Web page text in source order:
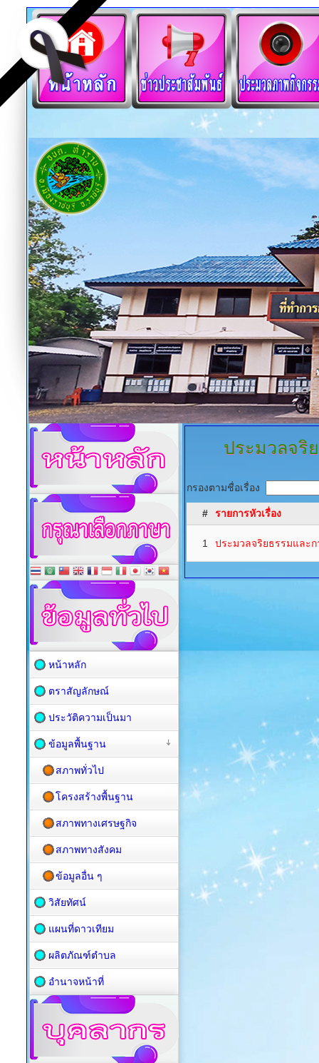
ประมวลจริ
กรองตามชื่อเรื่อง
# รายการหัวเรื่อง
1 ประมวลจริยธรรมและ
หน้าหลัก
ตราสัญลักษณ์
ประวัติความเป็นมา
ข้อมูลพื้นฐาน
สภาพทั่วไป
โครงสร้างพื้นฐาน
สภาพทางเศรษฐกิจ
สภาพทางสังคม
ข้อมูลอื่น ๆ
วิสัยทัศน์
แผนที่ดาวเทียม
ผลิตภัณฑ์ตำบล
อำนาจหน้าที่